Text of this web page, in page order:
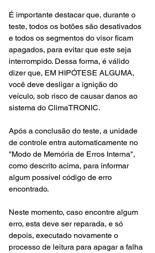
É importante destacar que, durante o
teste, todos os botões são desativados
e todos os segmentos do visor ficam
apagados, para evitar que este seja
interrompido. Dessa forma, é válido
dizer que, EM HIPÓTESE ALGUMA,
você deve desligar a ignição do
veículo, sob risco de causar danos ao
sistema do ClimaTRONIC.
Após a conclusão do teste, a unidade
de controle entra automaticamente no
"Modo de Memória de Erros Interna",
como descrito acima, para informar
algum possível código de erro
encontrado.
Neste momento, caso encontre algum
erro, esta deve ser reparada, e só
depois, executado novamente o
processo de leitura para apagar a falha